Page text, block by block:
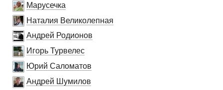
Марусечка
Наталия Великолепная
Андрей Родионов
Игорь Турвелес
Юрий Саломатов
Андрей Шумилов